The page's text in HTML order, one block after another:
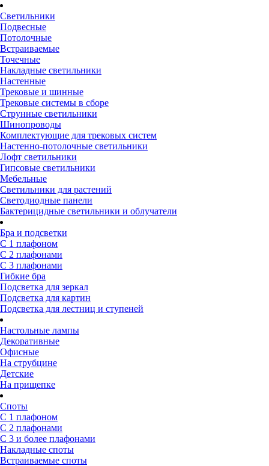
Светильники
Подвесные
Потолочные
Встраиваемые
Точечные
Накладные светильники
Настенные
Трековые и шинные
Трековые системы в сборе
Струнные светильники
Шинопроводы
Комплектующие для трековых систем
Настенно-потолочные светильники
Лофт светильники
Гипсовые светильники
Мебельные
Светильники для растений
Светодиодные панели
Бактерицидные светильники и облучатели
Бра и подсветки
С 1 плафоном
С 2 плафонами
С 3 плафонами
Гибкие бра
Подсветка для зеркал
Подсветка для картин
Подсветка для лестниц и ступеней
Настольные лампы
Декоративные
Офисные
На струбцине
Детские
На прищепке
Споты
С 1 плафоном
С 2 плафонами
С 3 и более плафонами
Накладные споты
Встраиваемые споты